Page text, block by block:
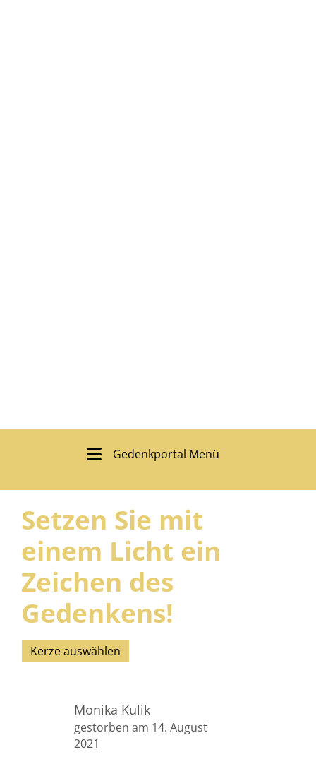
Gedenkportal Menü
Setzen Sie mit
einem Licht ein
Zeichen des
Gedenkens!
Kerze auswählen
Monika Kulik
gestorben am 14. August
2021